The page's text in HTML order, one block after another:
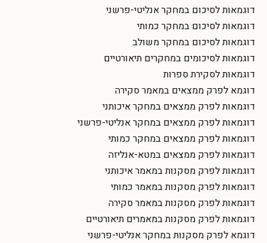
דוגמאות לסיכום במחקר אנליטי-פרשני
דוגמאות לסיכום במחקר כמותי
דוגמאות לסיכום במחקר משולב
דוגמאות לסיכומים במחקרים תיאורטיים
דוגמאות לסקירת ספרות
דוגמא לפרק ממצאים במאמר סקירה
דוגמאות לפרק ממצאים במחקר איכותני
דוגמאות לפרק ממצאים במחקר אנליטי-פרשני
דוגמאות לפרק ממצאים במחקר כמותי
דוגמאות לפרק ממצאים במטא-אנליזה
דוגמאות לפרק מסקנות במאמר איכותני
דוגמאות לפרק מסקנות במאמר כמותי
דוגמאות לפרק מסקנות במאמר סקירה
דוגמאות לפרק מסקנות במאמרים תיאורטיים
דוגמא לפרק מסקנות במחקר אנליטי-פרשני